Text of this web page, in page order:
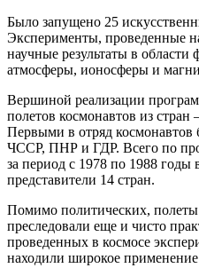
Было запущено 25
Эксперименты, проведенные
научные результаты в
атмосферы, ионосферы и
Вершиной реализации
полетов космонавтов из
Первыми в отряд космонавтов
ЧССР, ПНР и ГДР. Всего по
за период с 1978 по 1988 годы
представители 14 стран.
Помимо политических,
преследовали еще и чисто
проведенных в космосе
находили широкое